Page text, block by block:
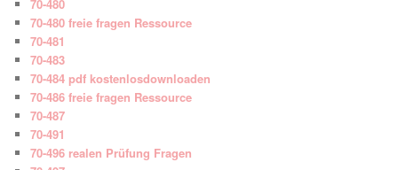
70-480
70-480 freie fragen Ressource
70-481
70-483
70-484 pdf kostenlosdownloaden
70-486 freie fragen Ressource
70-487
70-491
70-496 realen Prüfung Fragen